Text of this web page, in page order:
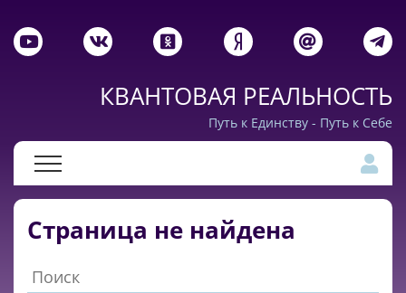
КВАНТОВАЯ РЕАЛЬНОСТЬ
Путь к Единству - Путь к Себе
Страница не найдена